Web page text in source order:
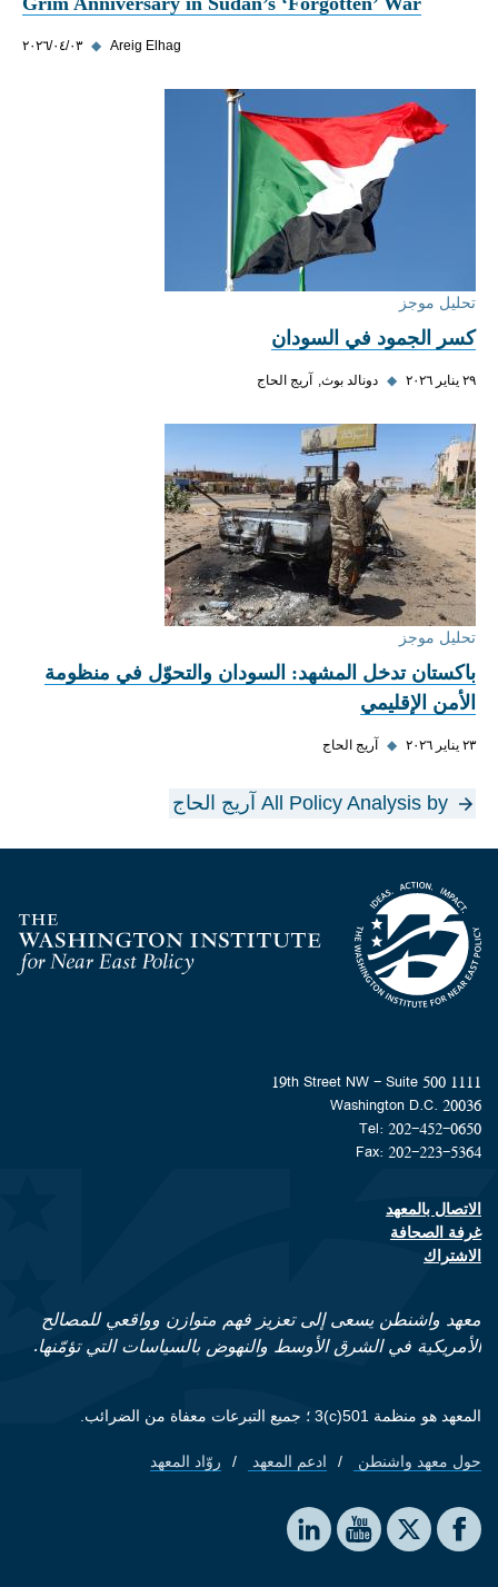
٠٣‏/٠٤‏/٢٠٢٦ ◆ Areig Elhag
تحليل موجز
كسر الجمود في السودان
٢٩ يناير ٢٠٢٦ ◆ دونالد بوث آريج الحاج
تحليل موجز
باكستان تدخل المشهد: السودان والتحوّل في منظومة
الأمن الإقليمي
٢٣ يناير ٢٠٢٦ ◆ آريج الحاج
All Policy Analysis by آريج الحاج
Homepage
1111 19th Street NW - Suite 500
Washington D.C. 20036
Tel: 202-452-0650
Fax: 202-223-5364
Footer contact links
الاتصال بالمعهد
غرفة الصحافة
الاشتراك
معهد واشنطن يسعى إلى تعزيز فهم متوازن وواقعي للمصالح
الأمريكية في الشرق الأوسط والنهوض بالسياسات التي تؤمّنها.
المعهد هو منظمة 501(c)3 ؛ جميع التبرعات معفاة من الضرائب.
Footer quick links
حول معهد واشنطن ادعم المعهد روّاد المعهد
Social media
The Washington Institute on Facebook
The Washington Institute on X
The Washington Institute on YouTube
The Washington Institute on LinkedIn